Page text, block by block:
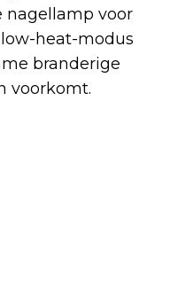
nagellamp voor
heat-modus
branderige
voorkomt.